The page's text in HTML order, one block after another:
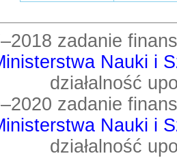
zadanie
Nauki i
działalność
zadanie
Nauki i
działalność